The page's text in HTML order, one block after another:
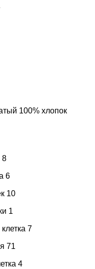
100% хлопок
8
6
10
1
7
71
4